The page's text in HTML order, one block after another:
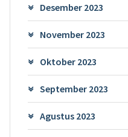
Desember 2023
November 2023
Oktober 2023
September 2023
Agustus 2023